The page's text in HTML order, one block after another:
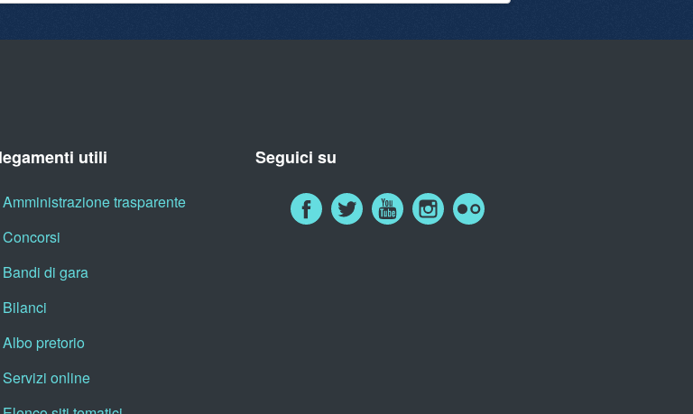
utili
Amministrazione trasparente
Concorsi
Bandi di gara
Bilanci
Albo pretorio
Servizi online
Seguici su